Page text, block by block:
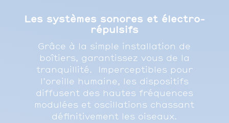
Les systèmes sonores et électro-
répulsifs
Grâce à la simple installation de
boîtiers, garantissez vous de la
tranquillité.
Imperceptibles pour
l’oreille humaine, les dispositifs
diffusent des hautes fréquences
modulées et oscillations chassant
définitivement les oiseaux.